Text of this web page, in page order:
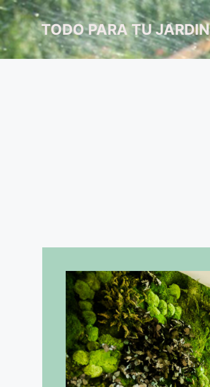
Saltar
al
contenidoTODO PARA TU JARDIN